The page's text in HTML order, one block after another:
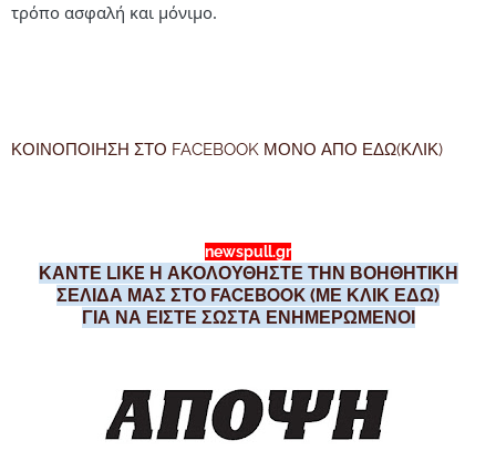
τρόπο ασφαλή και μόνιμο.
ΚΟΙΝΟΠΟΙΗΣΗ ΣΤΟ FACEBOOK ΜΟΝΟ ΑΠΟ ΕΔΩ(ΚΛΙΚ)
newspull.gr
ΚΑΝΤΕ LIKE Η ΑΚΟΛΟΥΘΗΣΤΕ ΤΗΝ ΒΟΗΘΗΤΙΚΗ
ΣΕΛΙΔΑ ΜΑΣ ΣΤΟ FACEBOOK (ΜΕ ΚΛΙΚ ΕΔΩ)
ΓΙΑ ΝΑ ΕΙΣΤΕ ΣΩΣΤΑ ΕΝΗΜΕΡΩΜΕΝΟΙ